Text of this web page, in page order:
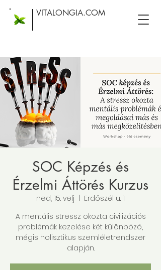
VITALONGIA.COM
SOC Képzés és
Érzelmi Áttörés Kurzus
ned, 15. velj
Erdőszél u. 1
A mentális stressz okozta civilizációs
problémák kezelése két különböző,
mégis holisztikus szemléletrendszer
alapján.